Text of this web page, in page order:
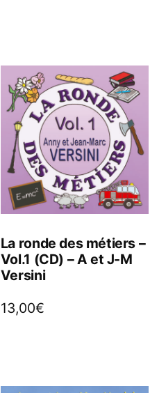
La ronde des métiers –
Vol.1 (CD) – A et J-M
Versini
13,00€